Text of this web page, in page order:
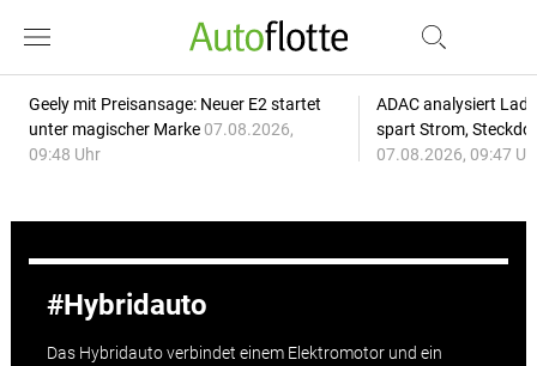
Geely mit Preisansage: Neuer E2 startet
unter magischer Marke 07.08.2026,
09:48 Uhr
ADAC analysiert
spart Strom,
07.08.2026, 09:47
Hybridauto
Das Hybridauto verbindet einem Elektromotor und ein